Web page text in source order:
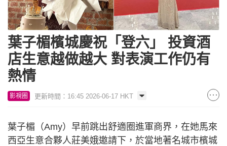
葉子楣檳城慶祝「登六」 投資酒
店生意越做越大 對表演工作仍有
熱情
影視圈 更新時間：16:45 2026-06-17 HKT
葉子楣（Amy）早前跳出舒適圈進軍商界，在她馬來
西亞生意合夥人莊美娥邀請下，於當地著名城市檳城